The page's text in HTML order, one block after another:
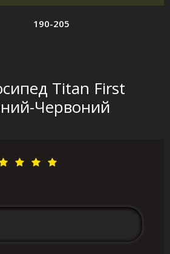
190-205
Titan First
Червоний